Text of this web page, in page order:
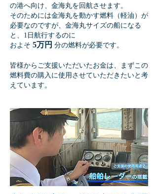
の港へ向け、金海丸を回航させます。
そのためには金海丸を動かす燃料（軽油）が
必要なのですが、金海丸サイズの船になる
と、1日航行するのに
およそ 5万円 分の燃料が必要です。
​皆様からご支援いただいたお金は、まずこの
燃料費の購入に使用させていただきたいと考
えています。